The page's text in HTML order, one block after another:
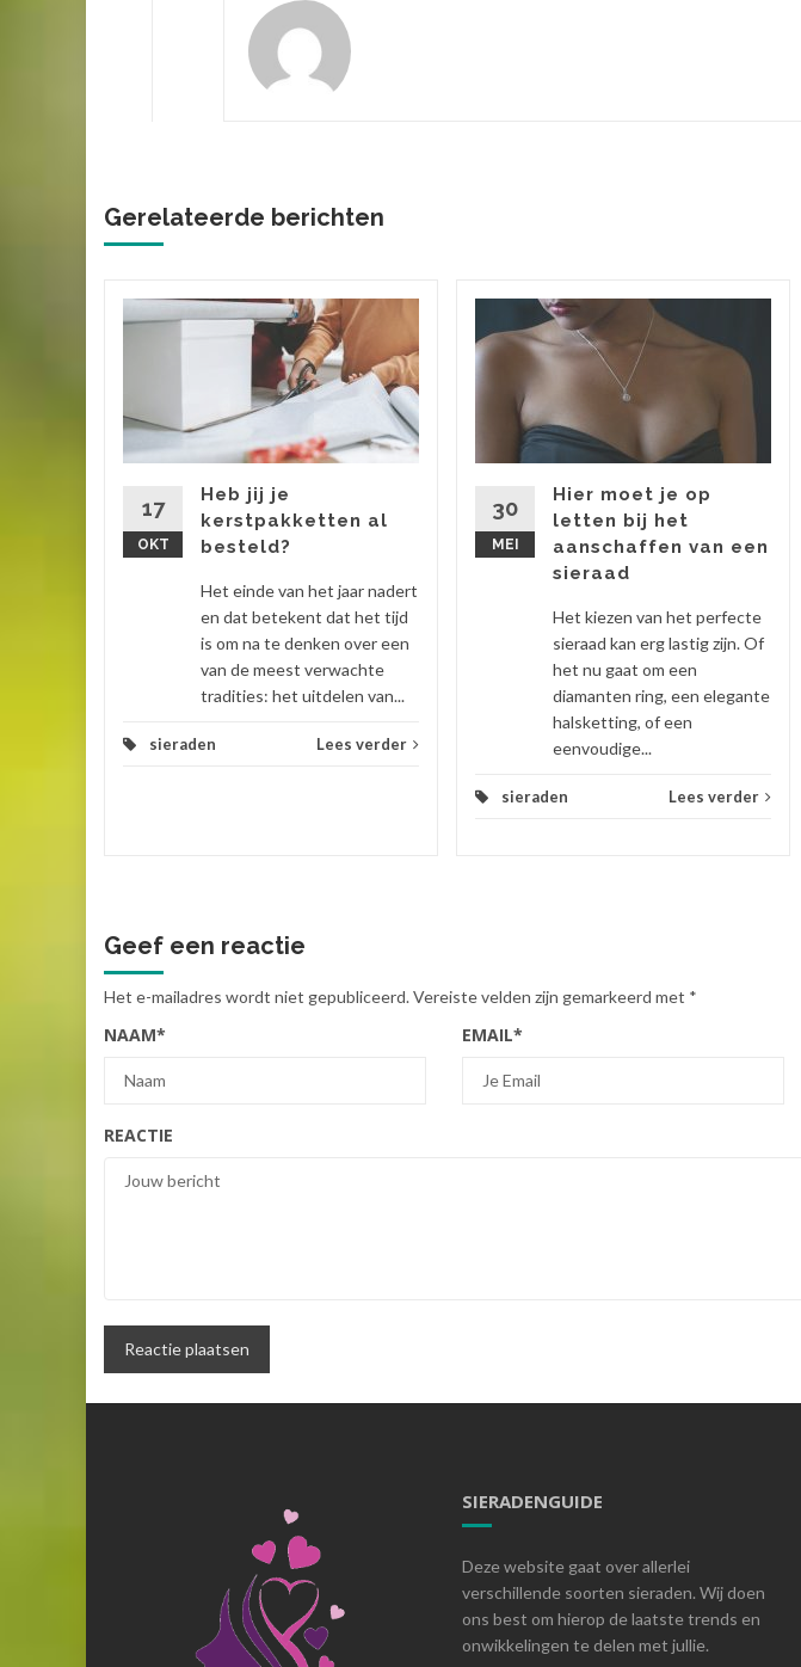
Gerelateerde berichten
17
OKT
Heb jij je
kerstpakketten al
besteld?
Het einde van het jaar nadert
en dat betekent dat het tijd
is om na te denken over een
van de meest verwachte
tradities: het uitdelen van...
sieraden Lees verder
30
MEI
Hier moet je op
letten bij het
aanschaffen van een
sieraad
Het kiezen van het perfecte
sieraad kan erg lastig zijn. Of
het nu gaat om een
diamanten ring, een elegante
halsketting, of een
eenvoudige...
sieraden Lees verder
Geef een reactie
Het e-mailadres wordt niet gepubliceerd.Vereiste velden zijn gemarkeerd met *
NAAM* EMAIL*
REACTIE
SIERADENGUIDE
Deze website gaat over allerlei
verschillende soorten sieraden. Wij doen
ons best om hierop de laatste trends en
onwikkelingen te delen met jullie.